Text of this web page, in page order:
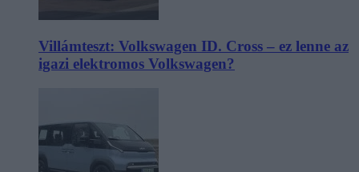
Villámteszt: Volkswagen ID. Cross – ez lenne az
igazi elektromos Volkswagen?